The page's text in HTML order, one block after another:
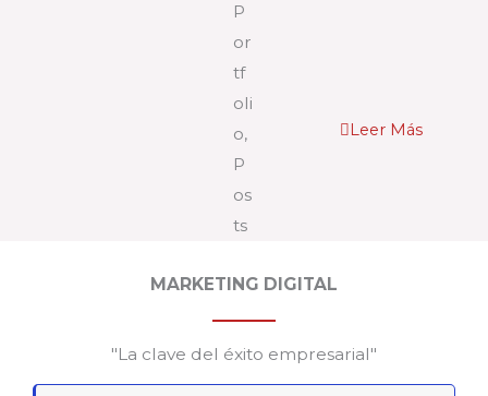
Leer Más
MARKETING DIGITAL
"La clave del éxito empresarial"